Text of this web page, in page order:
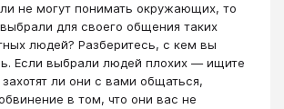
не могут понимать окружающих, то
для своего общения таких
людей? Разберитесь, с кем вы
Если выбрали людей плохих — ищите
ли они с вами общаться,
в том, что они вас не